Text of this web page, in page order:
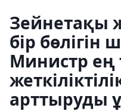
Зейнетақы
бір бөлігін
Министр ең
арттыруды